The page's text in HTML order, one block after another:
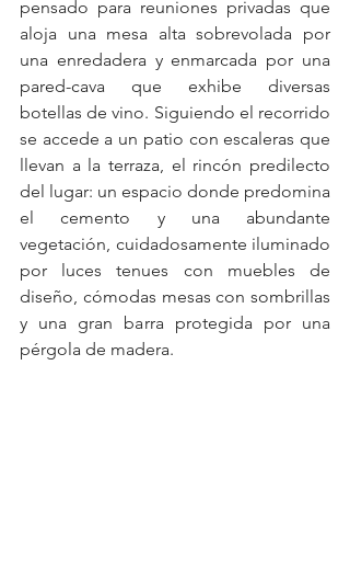
pensado para reuniones privadas que
aloja una mesa alta sobrevolada por
una enredadera y enmarcada por una
pared-cava que exhibe diversas
botellas de vino. Siguiendo el recorrido
se accede a un patio con escaleras que
llevan a la terraza, el rincón predilecto
del lugar: un espacio donde predomina
el cemento y una abundante
vegetación, cuidadosamente iluminado
por luces tenues con muebles de
diseño, cómodas mesas con sombrillas
y una gran barra protegida por una
pérgola de madera.